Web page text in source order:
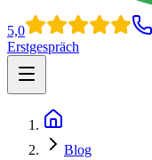
5,0
Erstgespräch
Open main menu
Blog